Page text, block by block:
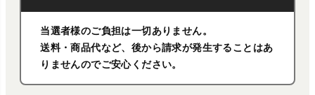
当選者様のご負担は一切ありません。
送料・商品代など、後から請求が発生することはあ
りませんのでご安心ください。